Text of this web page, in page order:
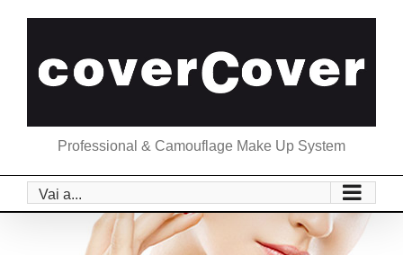
Professional & Camouflage Make Up System
Vai a...